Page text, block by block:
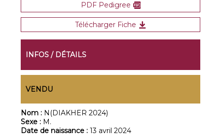
PDF Pedigree
Télécharger Fiche
INFOS / DÉTAILS
VENDU
Nom : N(DIAKHER 2024)
Sexe : M.
Date de naissance :13 avril 2024